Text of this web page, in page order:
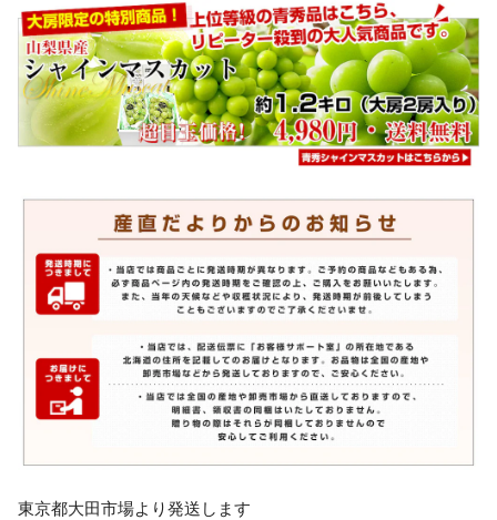
東京都大田市場より発送します